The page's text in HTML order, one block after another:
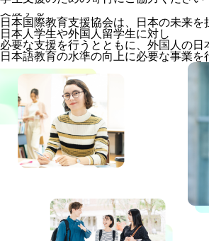
支援する
日本国際教育支援協会は、日本の未来を
日本人学生や外国人留学生に対し
必要な支援を行うとともに、外国人の日
日本語教育の水準の向上に必要な事業を